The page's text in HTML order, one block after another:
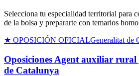
Selecciona tu especialidad territorial para
de la bolsa y prepararte con temarios
★ OPOSICIÓN OFICIALGeneralitat de
Oposiciones Agent auxiliar
de Catalunya